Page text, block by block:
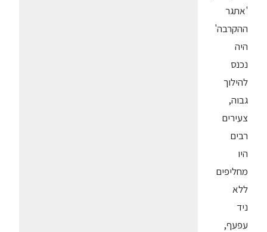
'אתגר
ההקרבה'
היה
נכנס
להילוך
גבוה,
צעירים
רבים
היו
מחליפים
ללא
ניד
עפעף,